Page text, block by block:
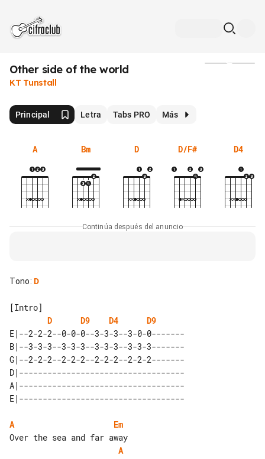
Other side of the world
KT Tunstall
Principal Letra Tabs PRO Más
A Bm D D/F# D4
Continúa después del anuncio
Tono: D
D
D9 D4
D9
E|--2-2-2--0-0-0--3-3-3--3-0-0-------
B|--3-3-3--3-3-3--3-3-3--3-3-3-------
G|--2-2-2--2-2-2--2-2-2--2-2-2-------
D|-----------------------------------
A|-----------------------------------
A
Em
A